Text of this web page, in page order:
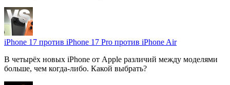
iPhone 17 против iPhone 17 Pro против iPhone Air
В четырёх новых iPhone от Apple различий между моделями
больше, чем когда-либо. Какой выбрать?